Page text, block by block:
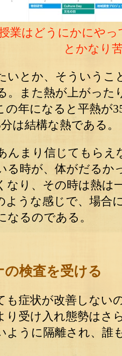
業はどうにかにや
とかなり
いとか、そういうこ
。また熱が上がった
の年になると平熱が
は結構な熱である。
んまり信じてもら
る時が、体がだるか
なり、その時は熱は
ような感じで、場合
なるのである。
の検査を受ける
も症状が改善しない
り受け入れ態勢はさ
ように隔離され、誰